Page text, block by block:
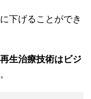
下げることができ
生治療技術はビジ